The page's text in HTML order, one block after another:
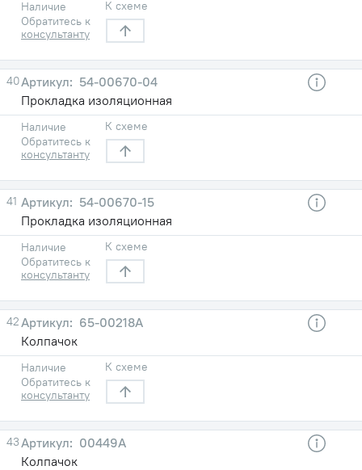
Наличие
Обратитесь к
консультанту
К схеме
40
54-00670-04
Прокладка изоляционная
Наличие
Обратитесь к
консультанту
К схеме
41
54-00670-15
Прокладка изоляционная
Наличие
Обратитесь к
консультанту
К схеме
42
65-00218А
Колпачок
Наличие
Обратитесь к
консультанту
К схеме
43
00449А
Колпачок